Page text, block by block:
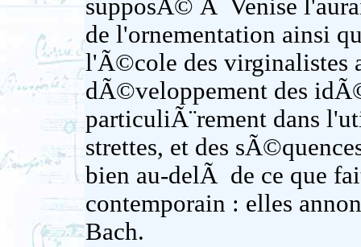
supposÃ© Ã Venise
de l'ornementation ainsi
l'Ã©cole des virginalistes
dÃ©veloppement des
particuliÃ¨rement dans
strettes, et des
bien au-delÃ de ce que
contemporain : elles
Bach.